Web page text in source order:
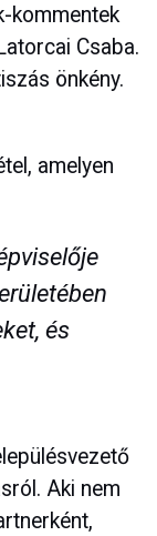
kommentek
Csaba.
önkény.
amelyen
és
Aki nem